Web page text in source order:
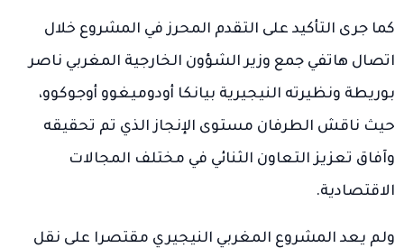
كما جرى التأكيد على التقدم المحرز في المشروع خلال
اتصال هاتفي جمع وزير الشؤون الخارجية المغربي ناصر
بوريطة ونظيرته النيجيرية بيانكا أودوميغوو أوجوكوو،
حيث ناقش الطرفان مستوى الإنجاز الذي تم تحقيقه
وآفاق تعزيز التعاون الثنائي في مختلف المجالات
الاقتصادية.
ولم يعد المشروع المغربي النيجيري مقتصرا على نقل